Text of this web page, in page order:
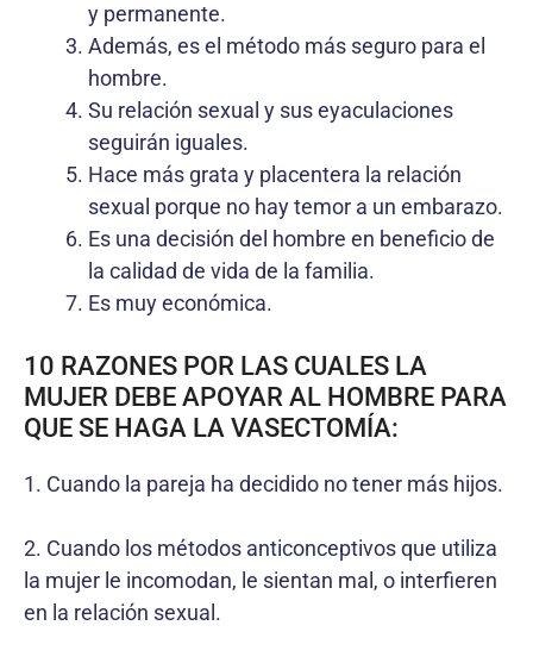
y permanente.
Además, es el método más seguro para el
hombre.
Su relación sexual y sus eyaculaciones
seguirán iguales.
Hace más grata y placentera la relación
sexual porque no hay temor a un embarazo.
Es una decisión del hombre en beneficio de
la calidad de vida de la familia.
Es muy económica.
10 RAZONES POR LAS CUALES LA
MUJER DEBE APOYAR AL HOMBRE PARA
QUE SE HAGA LA VASECTOMÍA:
1. Cuando la pareja ha decidido no tener más hijos.
2. Cuando los métodos anticonceptivos que utiliza
la mujer le incomodan, le sientan mal, o interfieren
en la relación sexual.